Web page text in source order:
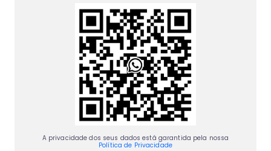
A privacidade dos seus dados está garantida pela nossa
Política de Privacidade